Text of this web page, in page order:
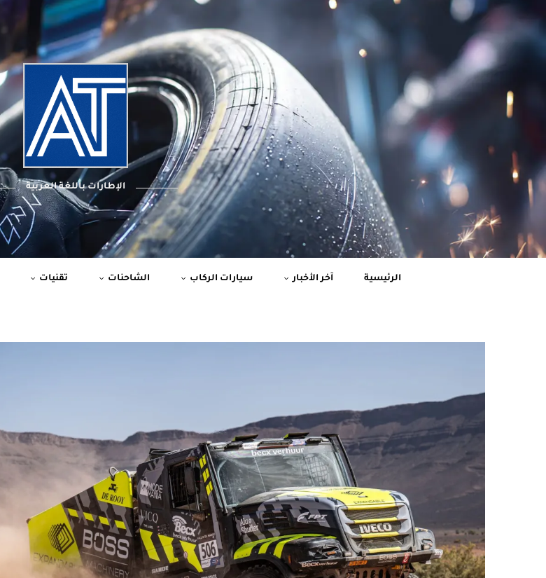
الإطارات باللغة العربية
الرئيسية آخر الأخبار سيارات الركاب الشاحنات تقنيات